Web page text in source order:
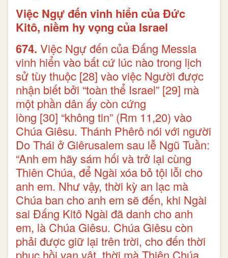
Việc Ngự đến vinh hiển của Đức
Kitô, niềm hy vọng của Israel
674. Việc Ngự đến của Đấng Messia
vinh hiển vào bất cứ lúc nào trong lịch
sử tùy thuộc [28] vào việc Người được
nhận biết bởi “toàn thể Israel” [29] mà
một phần dân ấy còn cứng
lòng [30] “không tin” (Rm 11,20) vào
Chúa Giêsu. Thánh Phêrô nói với người
Do Thái ở Giêrusalem sau lễ Ngũ Tuần:
“Anh em hãy sám hối và trở lại cùng
Thiên Chúa, để Ngài xóa bỏ tội lỗi cho
anh em. Như vậy, thời kỳ an lạc mà
Chúa ban cho anh em sẽ đến, khi Ngài
sai Đấng Kitô Ngài đã danh cho anh
em, là Chúa Giêsu. Chúa Giêsu còn
phải được giữ lại trên trời, cho đến thời
phục hồi vạn vật, thời mà Thiên Chúa